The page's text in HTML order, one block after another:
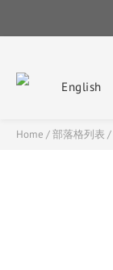
English
Home /部落格列表 /